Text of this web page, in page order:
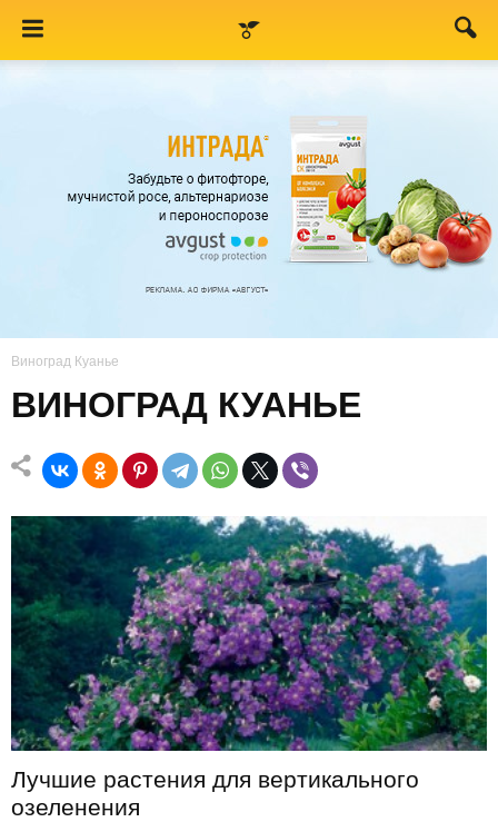
Виноград Куанье
ВИНОГРАД КУАНЬЕ
Лучшие растения для вертикального
озеленения